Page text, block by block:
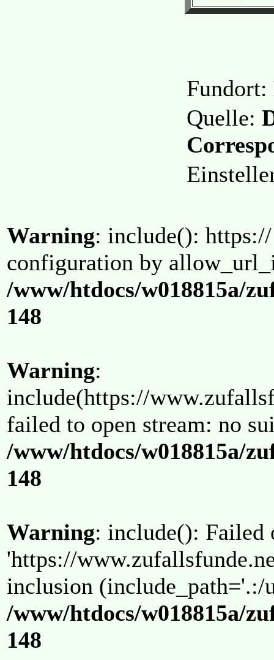
Fundort:
Quelle:
Warning: include():
configuration by
/www/htdocs/w018815a/
148
Warning:
include(https://
failed to open stream: no
/www/htdocs/w018815a/
148
Warning: include(): Failed
'https://
inclusion (include_path='.:/
/www/htdocs/w018815a/
148